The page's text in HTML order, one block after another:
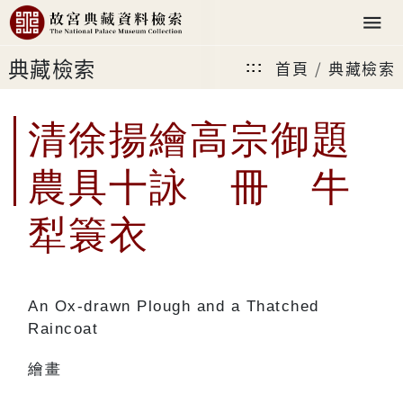
典藏檢索 ::: 首頁 典藏檢索
清徐揚繪高宗御題
農具十詠 冊 牛
犁簑衣
An Ox-drawn Plough and a Thatched
Raincoat
繪畫